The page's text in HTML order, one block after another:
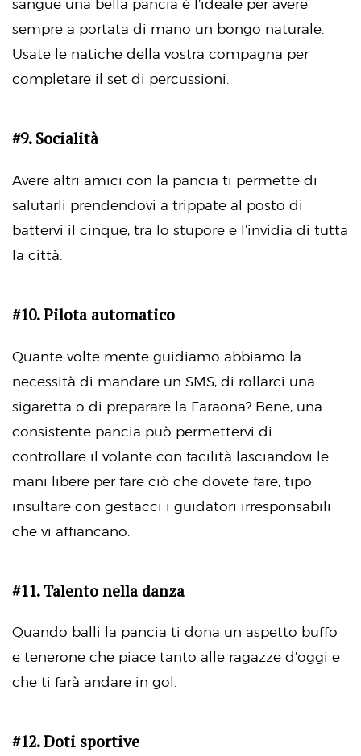
sangue una bella pancia è l’ideale per avere
sempre a portata di mano un bongo naturale.
Usate le natiche della vostra compagna per
completare il set di percussioni.
#9. Socialità
Avere altri amici con la pancia ti permette di
salutarli prendendovi a trippate al posto di
battervi il cinque, tra lo stupore e l’invidia di tutta
la città.
#10. Pilota automatico
Quante volte mente guidiamo abbiamo la
necessità di mandare un SMS, di rollarci una
sigaretta o di preparare la Faraona? Bene, una
consistente pancia può permettervi di
controllare il volante con facilità lasciandovi le
mani libere per fare ciò che dovete fare, tipo
insultare con gestacci i guidatori irresponsabili
che vi affiancano.
#11. Talento nella danza
Quando balli la pancia ti dona un aspetto buffo
e tenerone che piace tanto alle ragazze d’oggi e
che ti farà andare in gol.
#12. Doti sportive